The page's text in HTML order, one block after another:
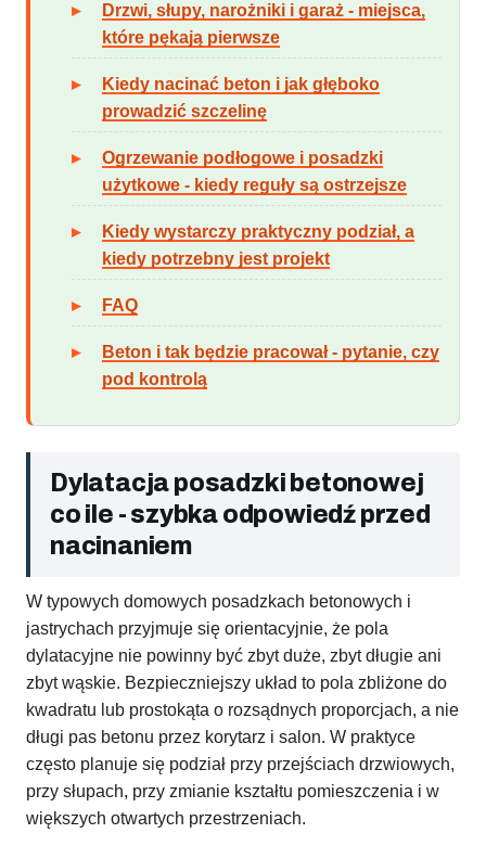
Drzwi, słupy, narożniki i garaż - miejsca,
które pękają pierwsze
Kiedy nacinać beton i jak głęboko
prowadzić szczelinę
Ogrzewanie podłogowe i posadzki
użytkowe - kiedy reguły są ostrzejsze
Kiedy wystarczy praktyczny podział, a
kiedy potrzebny jest projekt
FAQ
Beton i tak będzie pracował - pytanie, czy
pod kontrolą
Dylatacja posadzki betonowej
co ile - szybka odpowiedź przed
nacinaniem
W typowych domowych posadzkach betonowych i
jastrychach przyjmuje się orientacyjnie, że pola
dylatacyjne nie powinny być zbyt duże, zbyt długie ani
zbyt wąskie. Bezpieczniejszy układ to pola zbliżone do
kwadratu lub prostokąta o rozsądnych proporcjach, a nie
długi pas betonu przez korytarz i salon. W praktyce
często planuje się podział przy przejściach drzwiowych,
przy słupach, przy zmianie kształtu pomieszczenia i w
większych otwartych przestrzeniach.